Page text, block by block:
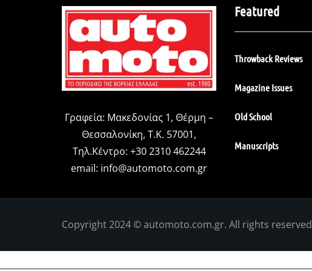
Γραφεία: Μακεδονίας 1, Θέρμη –
Θεσσαλονίκη, Τ.Κ. 57001,
Τηλ.Κέντρο: +30 2310 462244
email: info@automoto.com.gr
Featured
Throwback Reviews
Magazine Issues
Old School
Manuscripts
Copyright 2024 © automoto.com.gr. All rights reserved